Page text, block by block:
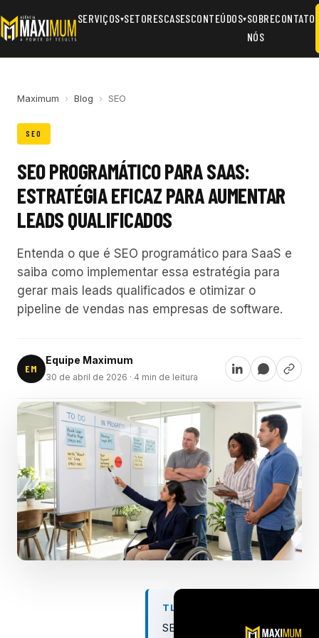
SERVIÇOS▾SETORESCASESCONTEÚDOS▾SOBRE
NÓS
CONTATO
Maximum › Blog › SEO
SEO
SEO PROGRAMÁTICO PARA SAAS:
ESTRATÉGIA EFICAZ PARA AUMENTAR
LEADS QUALIFICADOS
Entenda o que é SEO programático para SaaS e
saiba como implementar essa estratégia para
gerar mais leads qualificados e otimizar o
pipeline de vendas nas empresas de software.
EM
Equipe Maximum
30 de abril de 2026 · 4 min de leitura
TL;DR
SEO